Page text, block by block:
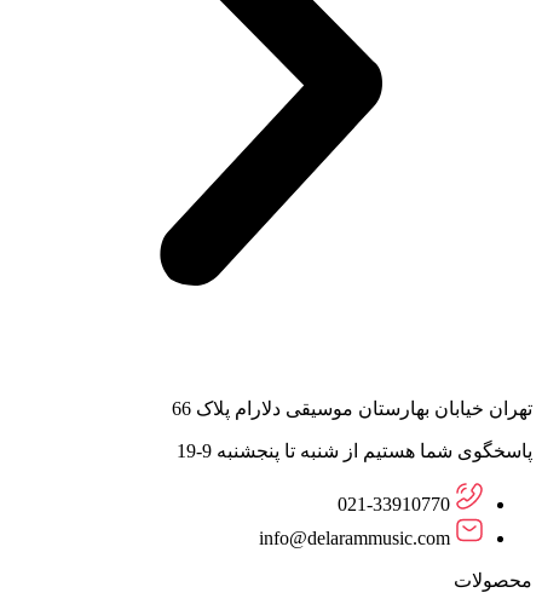
تهران خیابان بهارستان موسیقی دلارام پلاک 66
پاسخگوی شما هستیم از شنبه تا پنجشنبه 9-19
021-33910770
info@delarammusic.com
محصولات